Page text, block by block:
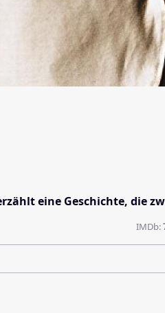
eine Geschichte, die
IMDb: